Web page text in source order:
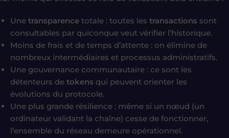
Une transparence totale : toutes les transactions sont
consultables par quiconque veut vérifier l’historique.
Moins de frais et de temps d’attente : on élimine de
nombreux intermédiaires et processus administratifs.
Une gouvernance communautaire : ce sont les
détenteurs de tokens qui peuvent orienter les
évolutions du protocole.
Une plus grande résilience : même si un nœud (un
ordinateur validant la chaîne) cesse de fonctionner,
l’ensemble du réseau demeure opérationnel.